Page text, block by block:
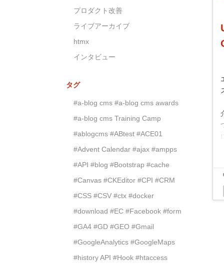
プロダクト改善
ライブアーカイブ
htmx
インタビュー
タグ
#a-blog cms #a-blog cms awards
#a-blog cms Training Camp
#ablogcms #ABtest #ACE01
#Advent Calendar #ajax #ampps
#API #blog #Bootstrap #cache
#Canvas #CKEditor #CPI #CRM
#CSS #CSV #ctx #docker
#download #EC #Facebook #form
#GA4 #GD #GEO #Gmail
#GoogleAnalytics #GoogleMaps
#history API #Hook #htaccess